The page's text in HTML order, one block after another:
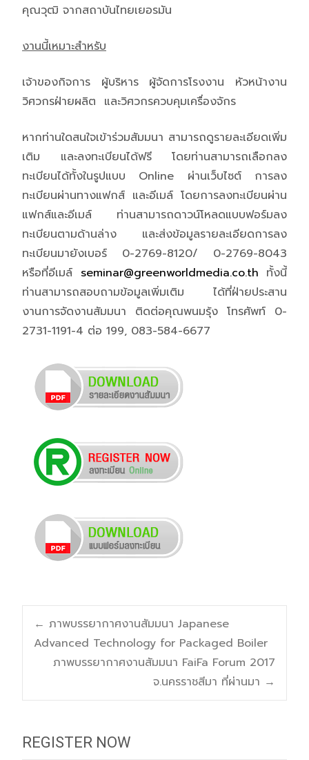
คุณวุฒิ จากสถาบันไทยเยอรมัน
งานนี้เหมาะสำหรับ
เจ้าของกิจการ ผู้บริหาร ผู้จัดการโรงงาน หัวหน้างาน
วิศวกรฝ่ายผลิต และวิศวกรควบคุมเครื่องจักร
หากท่านใดสนใจเข้าร่วมสัมมนา สามารถดูรายละเอียดเพิ่ม
เติม และลงทะเบียนได้ฟรี โดยท่านสามารถเลือกลง
ทะเบียนได้ทั้งในรูปแบบ Online ผ่านเว็บไซต์ การลง
ทะเบียนผ่านทางแฟกส์ และอีเมล์ โดยการลงทะเบียนผ่าน
แฟกส์และอีเมล์ ท่านสามารถดาวน์โหลดแบบฟอร์มลง
ทะเบียนตามด้านล่าง และส่งข้อมูลรายละเอียดการลง
ทะเบียนมายังเบอร์ 0-2769-8120/ 0-2769-8043
หรือที่อีเมล์ seminar@greenworldmedia.co.th ทั้งนี้
ท่านสามารถสอบถามข้อมูลเพิ่มเติม ได้ที่ฝ่ายประสาน
งานการจัดงานสัมมนา ติดต่อคุณพนมรุ้ง โทรศัพท์ 0-
2731-1191-4 ต่อ 199, 083-584-6677
Post
navigation
← ภาพบรรยากาศงานสัมมนา Japanese
Advanced Technology for Packaged Boiler
ภาพบรรยากาศงานสัมมนา FaiFa Forum 2017
จ.นครราชสีมา ที่ผ่านมา →
REGISTER NOW